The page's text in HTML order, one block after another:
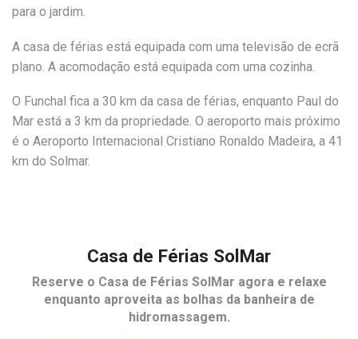
para o jardim.
A casa de férias está equipada com uma televisão de ecrã
plano. A acomodação está equipada com uma cozinha.
O Funchal fica a 30 km da casa de férias, enquanto Paul do
Mar está a 3 km da propriedade. O aeroporto mais próximo
é o Aeroporto Internacional Cristiano Ronaldo Madeira, a 41
km do Solmar.
Casa de Férias SolMar
Reserve o Casa de Férias SolMar agora e relaxe
enquanto aproveita as bolhas da banheira de
hidromassagem.